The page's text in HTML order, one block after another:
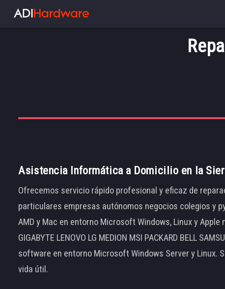
Asistencia Informática a Domicilio en la
Ofrecemos servicio rápido profesional y eficaz de
particulares empresas autónomos negocios colegios y
AMD y Mac en entorno Microsoft Windows, Linux y Apple
GIGABYTE LENOVO LG MEDION MSI PACKARD BELL
software en entorno Microsoft Windows Server y Linux.
vida útil.